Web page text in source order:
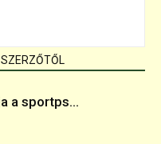
a sportps...